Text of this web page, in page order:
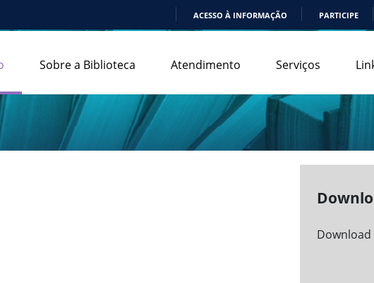
ACESSO À INFORMAÇÃO PARTICIPE
Sobre a Biblioteca Atendimento Serviços